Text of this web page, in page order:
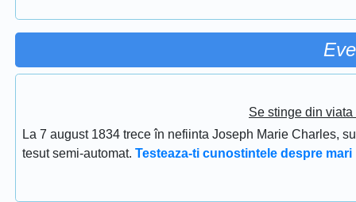
Se stinge din
La 7 august 1834 trece în nefiinta Joseph Marie Charles,
tesut semi-automat. Testeaza-ti cunostintele despre